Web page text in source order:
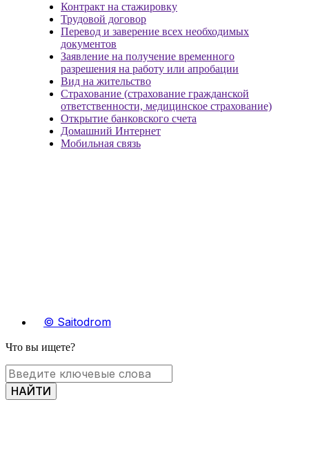
Контракт на стажировку
Трудовой договор
Перевод и заверение всех необходимых
документов
Заявление на получение временного
разрешения на работу или апробации
Вид на жительство
Страхование (страхование гражданской
ответственности, медицинское страхование)
Открытие банковского счета
Домашний Интернет
Мобильная связь
© Saitodrom
Что вы ищете?
НАЙТИ